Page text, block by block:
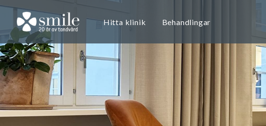
Hitta klinik Behandlingar